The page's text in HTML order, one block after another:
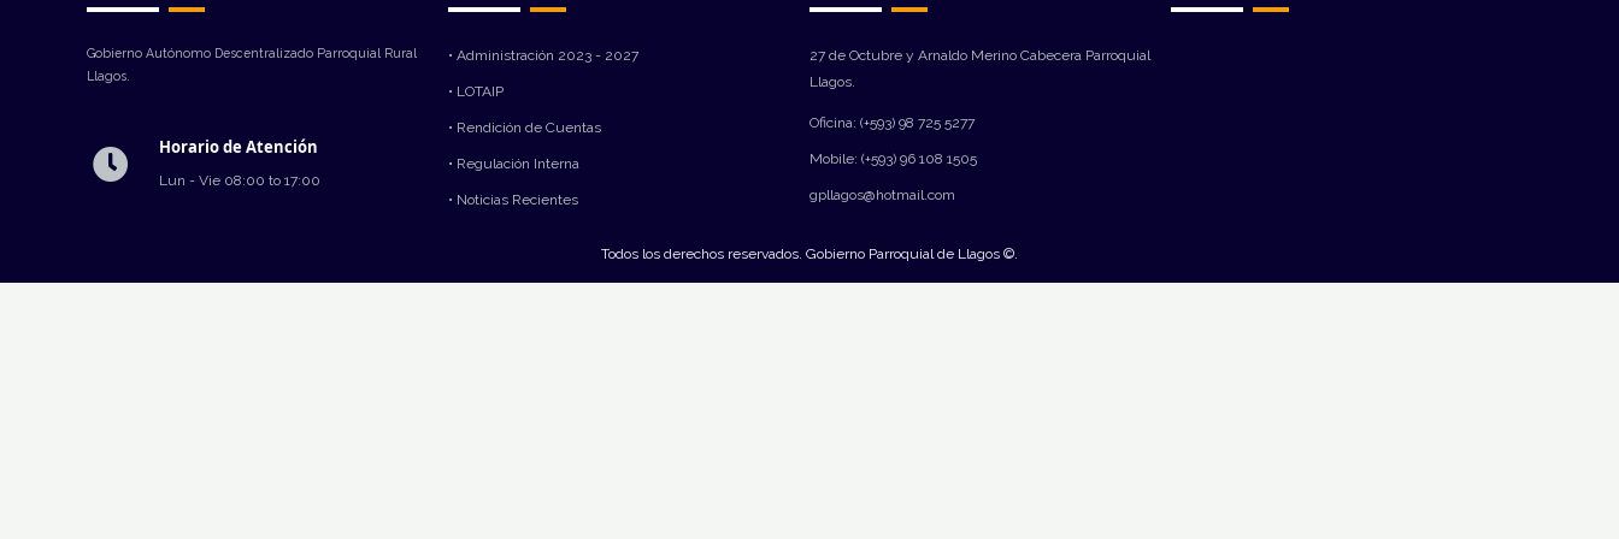
Gobierno Autónomo Descentralizado Parroquial Rural
Llagos.
Horario de Atención
Lun - Vie 08:00 to 17:00
• Administración 2023 - 2027
• LOTAIP
• Rendición de Cuentas
• Regulación Interna
• Noticias Recientes
27 de Octubre y Arnaldo Merino Cabecera Parroquial
Llagos.
Oficina: (+593) 98 725 5277
Mobile: (+593) 96 108 1505
gpllagos@hotmail.com
Todos los derechos reservados. Gobierno Parroquial de Llagos ©.